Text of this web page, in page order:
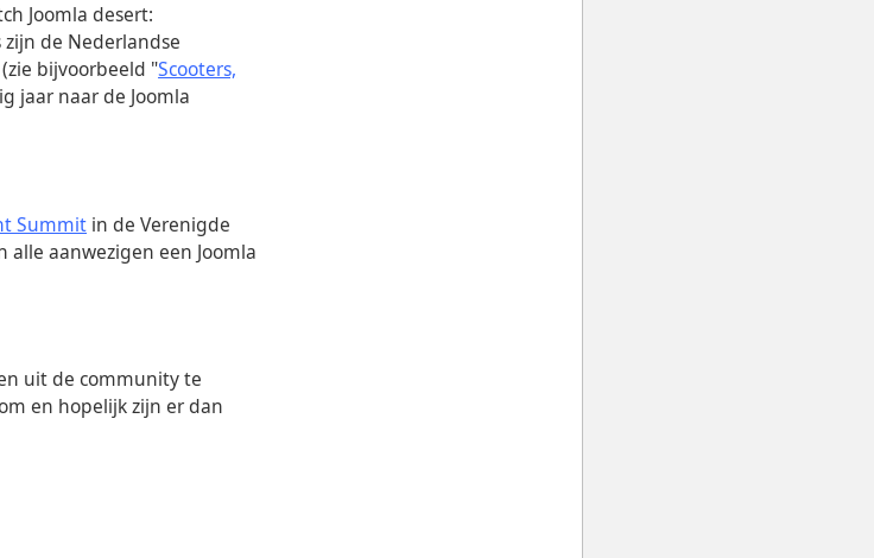
Joomla desert:
de Nederlandse
bijvoorbeeld "Scooters,
jaar naar de Joomla
Summit in de Verenigde
aanwezigen een Joomla
uit de community te
en hopelijk zijn er dan